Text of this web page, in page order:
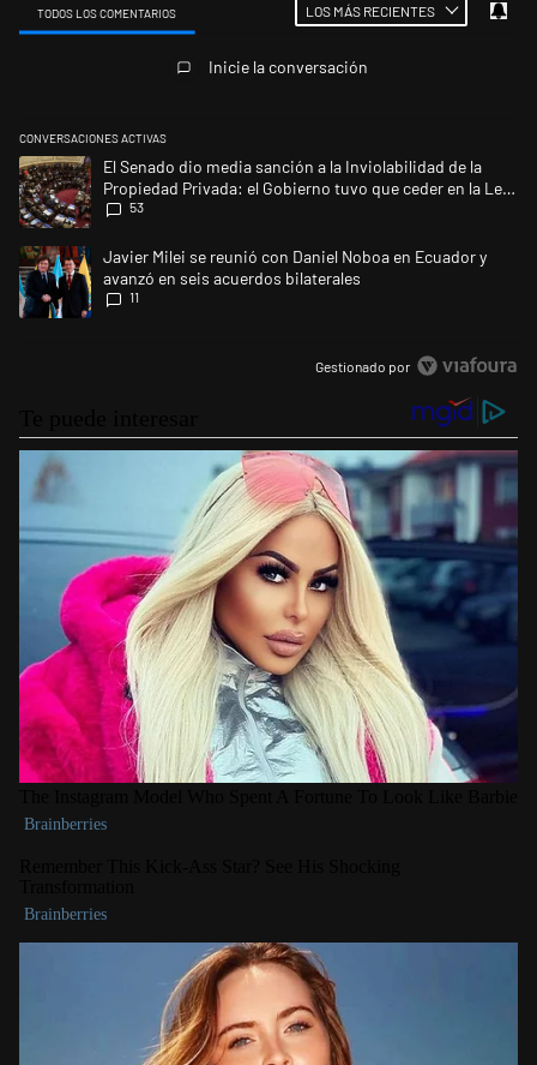
TODOS LOS COMENTARIOS LOS MÁS RECIENTES
Inicie la conversación
CONVERSACIONES ACTIVAS
Este listado muestra los artículos con más comentarios en los últimos
Un artículo de tendencia con el título "El Senado dio media sanción a
El Senado dio media sanción a la Inviolabilidad de la
Propiedad Privada: el Gobierno tuvo que ceder en la Ley
del Manejo del Fuego
53
Un artículo de tendencia con el título "Javier Milei se reunió con
Javier Milei se reunió con Daniel Noboa en Ecuador y
avanzó en seis acuerdos bilaterales
11
Gestionado por